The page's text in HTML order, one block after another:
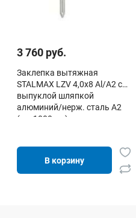
3 760 руб.
Заклепка вытяжная
STALMAX LZV 4,0х8 Al/A2 с
выпуклой шляпкой
алюминий/нерж. сталь А2
(уп. 1000 шт)
В корзину